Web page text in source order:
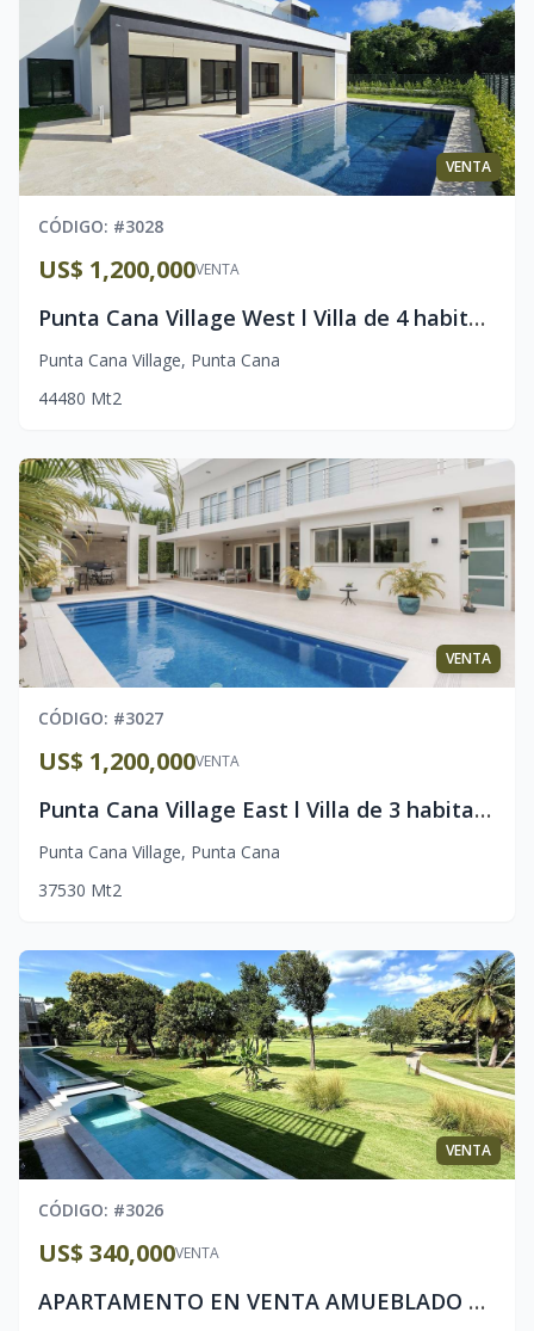
VENTA
CÓDIGO: #3028
VENTA
US$ 1,200,000
Punta Cana Village West l Villa de 4 habitaciones l Concepto moderno y piscina privada
Punta Cana Village, Punta Cana
44480 Mt2
VENTA
CÓDIGO: #3027
VENTA
US$ 1,200,000
Punta Cana Village East l Villa de 3 habitaciones, oficina, estudio l Lista & amueblada l Piscina Privada
Punta Cana Village, Punta Cana
37530 Mt2
VENTA
CÓDIGO: #3026
VENTA
US$ 340,000
APARTAMENTO EN VENTA AMUEBLADO EN COCOTAL PUNTA CANA